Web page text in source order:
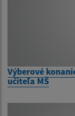
Výberové
učiteľa MŠ